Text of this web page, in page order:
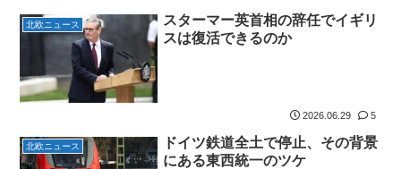
北欧ニュース
スターマー英首相の辞任でイギリ
スは復活できるのか
2026.06.29 5
北欧ニュース
ドイツ鉄道全土で停止、その背景
にある東西統一のツケ